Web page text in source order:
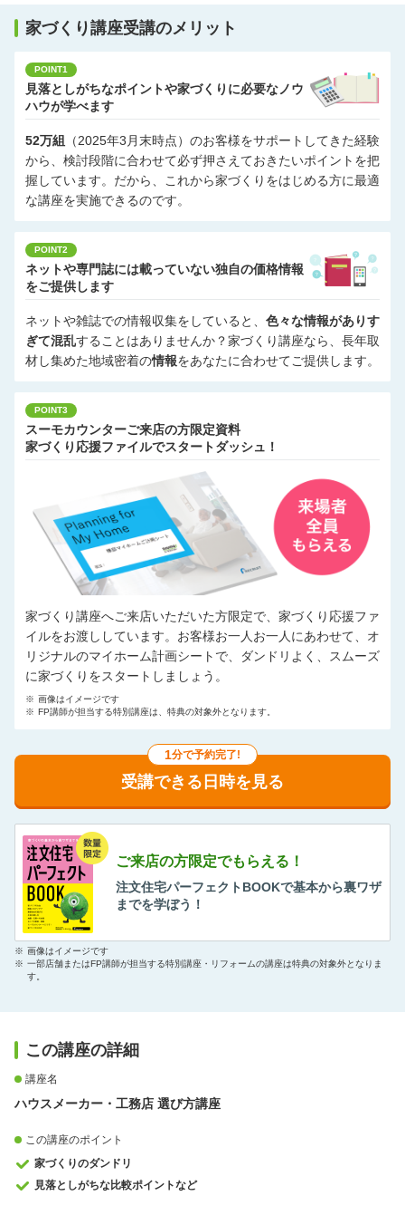
家づくり講座受講のメリット
POINT1
見落としがちなポイントや家づくりに必要なノウ
ハウが学べます
52万組
（2025年3月末時点）のお客様をサポートしてきた経験
から、検討段階に合わせて必ず押さえておきたいポイントを把
握しています。だから、これから家づくりをはじめる方に最適
な講座を実施できるのです。
POINT2
ネットや専門誌には載っていない独自の価格情報
をご提供します
ネットや雑誌での情報収集をしていると、 色々な情報がありす
ぎて混乱することはありませんか？家づくり講座なら、長年取
材し集めた地域密着の情報をあなたに合わせてご提供します。
POINT3
スーモカウンターご来店の方限定資料
家づくり応援ファイルでスタートダッシュ！
家づくり講座へご来店いただいた方限定で、家づくり応援ファ
イルをお渡ししています。お客様お一人お一人にあわせて、オ
リジナルのマイホーム計画シートで、ダンドリよく、スムーズ
に家づくりをスタートしましょう。
※ 画像はイメージです
※ FP講師が担当する特別講座は、特典の対象外となります。
1分で予約完了!
受講できる日時を見る
ご来店の方限定でもらえる！
注文住宅パーフェクトBOOKで基本から裏ワザ
までを学ぼう！
※ 画像はイメージです
※ 一部店舗またはFP講師が担当する特別講座・リフォームの講座は特典の対象外となりま
す。
この講座の詳細
講座名
ハウスメーカー・工務店 選び方講座
この講座のポイント
家づくりのダンドリ
見落としがちな比較ポイントなど